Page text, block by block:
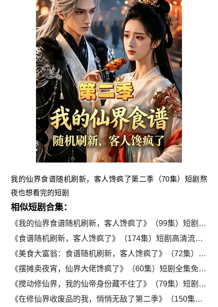
我的仙界食谱随机刷新，客人馋疯了第二季（70集）短剧熬
夜也想看完的短剧
相似短剧合集：
《我的仙界食谱随机刷新，客人馋疯了》（99集）短剧全集流畅免费看
《食谱随机刷新，客人馋疯了》（174集）短剧高清流畅在线观看
《美食大富翁：食谱随机刷新，客人馋疯了》（72集）短剧全集免费流畅观看
《摆摊卖夜宵，仙界大佬馋疯了》（60集）短剧全集免费在线追
《搅动修仙界，我的仙帝身份藏不住了》（79集）短剧免费高清全集追剧
《在修仙界收废品的我，悄悄无敌了第二季》（150集）短剧全集在线免费赏